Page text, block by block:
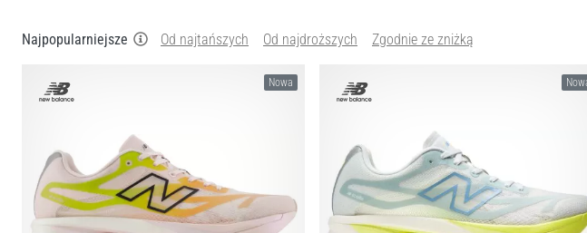
Najpopularniejsze Od najtańszych Od najdroższych Zgodnie ze zniżką
Nowa